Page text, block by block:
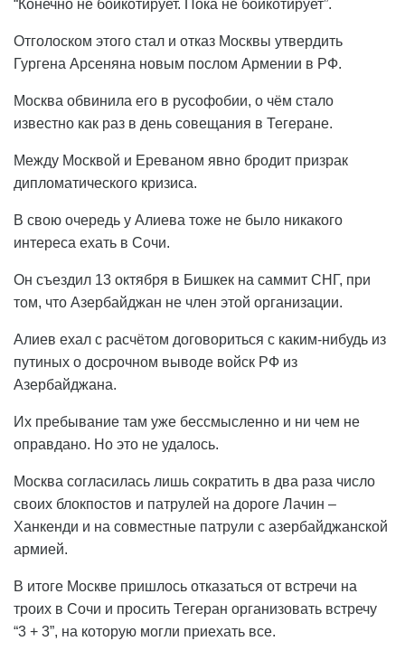
“Конечно не бойкотирует. Пока не бойкотирует”.
Отголоском этого стал и отказ Москвы утвердить
Гургена Арсеняна новым послом Армении в РФ.
Москва обвинила его в русофобии, о чём стало
известно как раз в день совещания в Тегеране.
Между Москвой и Ереваном явно бродит призрак
дипломатического кризиса.
В свою очередь у Алиева тоже не было никакого
интереса ехать в Сочи.
Он съездил 13 октября в Бишкек на саммит СНГ, при
том, что Азербайджан не член этой организации.
Алиев ехал с расчётом договориться с каким-нибудь из
путиных о досрочном выводе войск РФ из
Азербайджана.
Их пребывание там уже бессмысленно и ни чем не
оправдано. Но это не удалось.
Москва согласилась лишь сократить в два раза число
своих блокпостов и патрулей на дороге Лачин –
Ханкенди и на совместные патрули с азербайджанской
армией.
В итоге Москве пришлось отказаться от встречи на
троих в Сочи и просить Тегеран организовать встречу
“3 + 3”, на которую могли приехать все.